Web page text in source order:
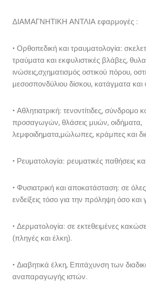
ΔΙΑΜΑΓΝΗΤΙΚΗ ΑΝΤΛΙΑ εφαρμογές :
• Ορθοπεδική και τραυματολογία:
τραύματα και εκφυλιστικές βλάβες,
ινώσεις,σχηματισμός οστικού πόρου,
μεσοσπονδύλιου δίσκου, κατάγματα και
• Αθλητιατρική: τενοντίτιδες, σύνδρομο
προσαγωγών, θλάσεις μυών, οιδήματα,
λεμφοιδηματα,μώλωπες, κράμπες και
• Ρευματολογία: ρευματικές παθήσεις
• Φυσιατρική και αποκατάσταση: σε όλες
ενδείξεις τόσο για την πρόληψη όσο και
• Δερματολογία: σε εκτεθειμένες
(πληγές και έλκη).
• Διαβητικά έλκη, Επιτάχυνση των
αναπαραγωγής ιστών.